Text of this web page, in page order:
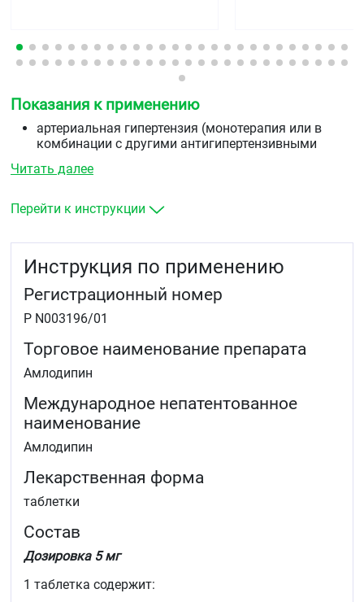
Показания к применению
артериальная гипертензия (монотерапия или в
комбинации с другими антигипертензивными
стабильная стенокардия и вазоспастическая
вариантная стенокардия) как в монотерапия, так и
Читать далее
Перейти к инструкции
Инструкция по применению
Регистрационный номер
Р N003196/01
Торговое наименование препарата
Амлодипин
Международное непатентованное
наименование
Амлодипин
Лекарственная форма
таблетки
Состав
Дозировка 5 мг
1 таблетка содержит: